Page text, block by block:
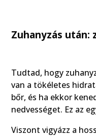
Zuhanyzás után:
Tudtad, hogy
van a tökéletes
bőr, és ha ekkor
nedvességet. Ez az
Viszont vigyázz a